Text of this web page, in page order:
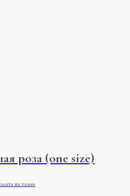
роза (one size)
на талии